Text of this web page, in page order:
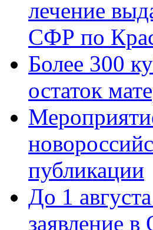
лечение
СФР по
Более 300
остаток
публикации
До 1
заявление